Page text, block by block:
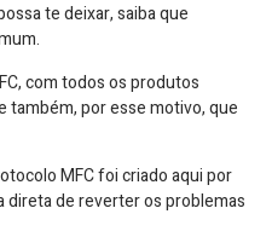
te deixar, saiba que
com todos os produtos
também, por esse motivo, que
MFC foi criado aqui por
direta de reverter os problemas